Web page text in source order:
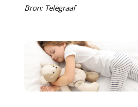
Bron: Telegraaf